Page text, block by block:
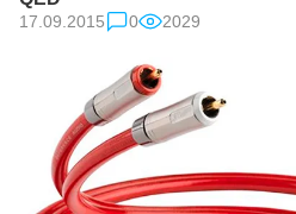
17.09.2015 0 2029